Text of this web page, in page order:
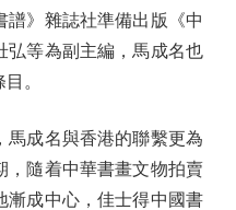
譜》雜誌社準備出版《中
弘等為副主編，馬成名也
。
成名與香港的聯繫更為
，隨着中華書畫文物拍賣
漸成中心，佳士得中國書